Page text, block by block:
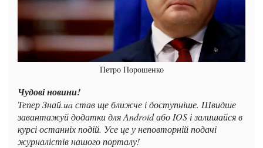
Петро Порошенко
Чудові новини!
Тепер Знай.ua став ще ближче і доступніше. Швидше
завантажуй додатки для Android або IOS і залишайся в
курсі останніх подій. Усе це у неповторній подачі
журналістів нашого порталу!